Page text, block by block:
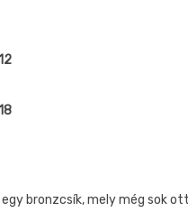
bronzcsík, mely még sok